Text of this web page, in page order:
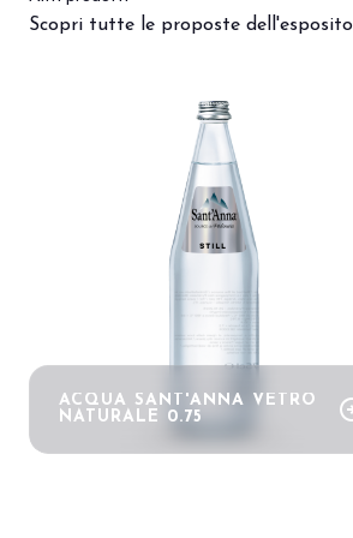
Scopri tutte le proposte
ACQUA SANT'ANNA VETRO
NATURALE 0.75